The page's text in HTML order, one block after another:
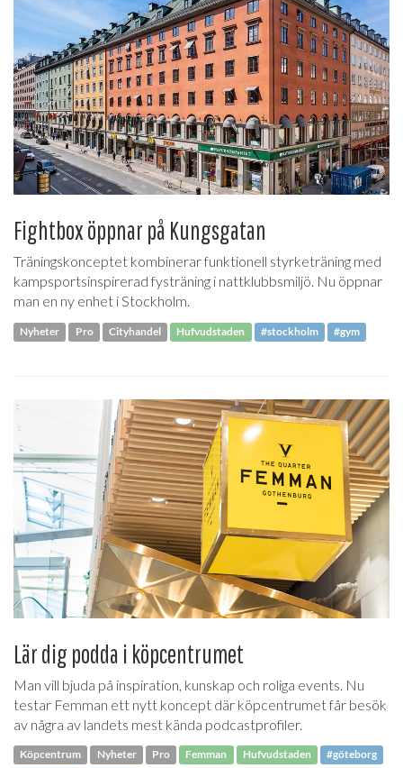
Fightbox öppnar på Kungsgatan
Träningskonceptet kombinerar funktionell styrketräning med
kampsportsinspirerad fysträning i nattklubbsmiljö. Nu öppnar
man en ny enhet i Stockholm.
Nyheter Pro Cityhandel Hufvudstaden #stockholm #gym
Lär dig podda i köpcentrumet
Man vill bjuda på inspiration, kunskap och roliga events. Nu
testar Femman ett nytt koncept där köpcentrumet får besök
av några av landets mest kända podcastprofiler.
Köpcentrum Nyheter Pro Femman Hufvudstaden #göteborg